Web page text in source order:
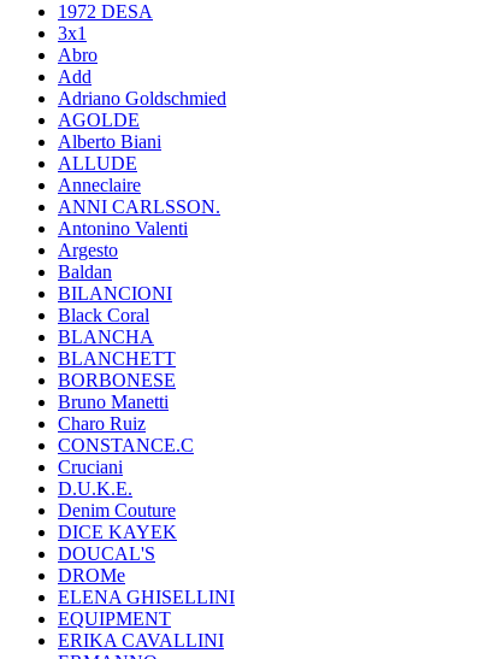
1972 DESA
3x1
Abro
Add
Adriano Goldschmied
AGOLDE
Alberto Biani
ALLUDE
Anneclaire
ANNI CARLSSON.
Antonino Valenti
Argesto
Baldan
BILANCIONI
Black Coral
BLANCHA
BLANCHETT
BORBONESE
Bruno Manetti
Charo Ruiz
CONSTANCE.C
Cruciani
D.U.K.E.
Denim Couture
DICE KAYEK
DOUCAL'S
DROMe
ELENA GHISELLINI
EQUIPMENT
ERIKA CAVALLINI